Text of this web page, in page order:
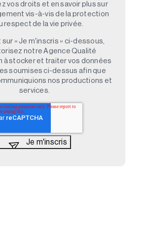
vos droits et en savoir plus sur
vis-à-vis de la protection
respect de la vie privée.
sur « Je m'inscris » ci-dessous,
notre Agence Qualité
à stocker et traiter vos données
soumises ci-dessus afin que
nos productions et
services.